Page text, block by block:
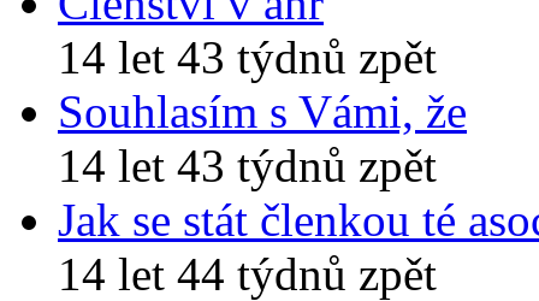
14 let 43 týdnů zpět
Souhlasím s Vámi, že
14 let 43 týdnů zpět
Jak se stát členkou té
14 let 44 týdnů zpět